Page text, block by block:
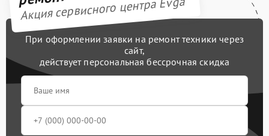
Акция сервисного центра Evga
При оформлении заявки на ремонт техники через
сайт,
действует персональная бессрочная скидка